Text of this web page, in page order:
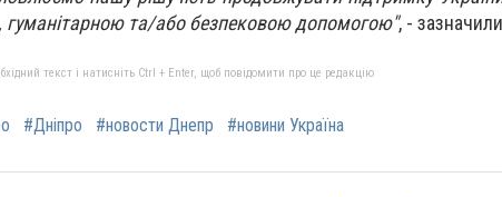
гуманітарною та/або безпековою допомогою", -
текст і натисніть Ctrl + Enter, щоб повідомити про це редакцію
#Дніпро #новости Днепр #новини Україна